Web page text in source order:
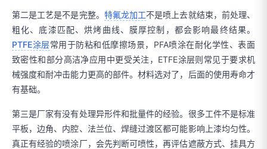
第二是工艺是不是完整。 特氟龙加工不是喷上去就结束，前处理、
粗化、底漆匹配、烘烤曲线、膜厚控制，都会影响最终结果。
PTFE涂层常用于防粘和低摩擦场景，PFA喷涂在耐化学性、表面
致密性和部分高洁净应用中更受关注，ETFE涂层则常见于要求机
械强度和耐冲击能力更高的部件。材料选对了，后面的使用寿命才
有基础。
第三是厂家有没有处理异形件和批量件的经验。很多工件不是标准
平板，边角、内腔、法兰位、焊缝过渡区都可能影响上漆均匀性。
真正有经验的喷涂厂，会先判断可喷性，再评估遮蔽方式、挂具方